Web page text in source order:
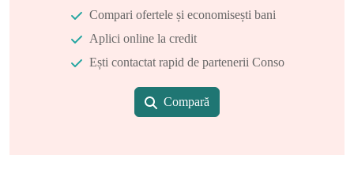
Compari ofertele și economisești bani
Aplici online la credit
Ești contactat rapid de partenerii Conso
Compară